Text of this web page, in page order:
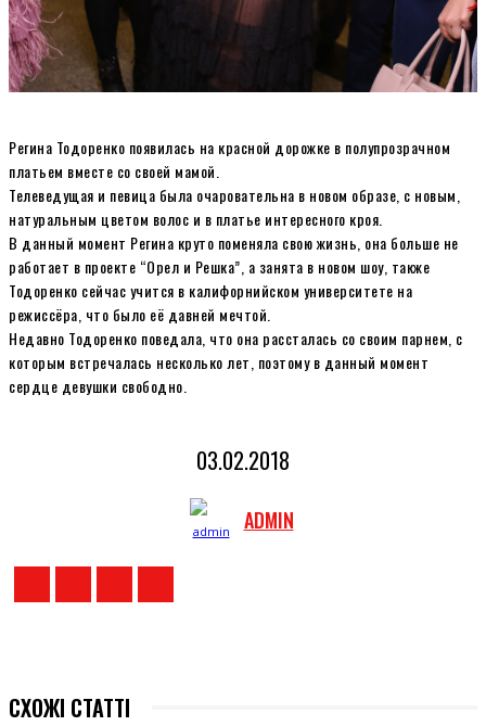
Регина Тодоренко появилась на красной дорожке в полупрозрачном
платьем вместе со своей мамой.
Телеведущая и певица была очаровательна в новом образе, с новым,
натуральным цветом волос и в платье интересного кроя.
В данный момент Регина круто поменяла свою жизнь, она больше не
работает в проекте “Орел и Решка”, а занята в новом шоу, также
Тодоренко сейчас учится в калифорнийском университете на
режиссёра, что было её давней мечтой.
Недавно Тодоренко поведала, что она рассталась со своим парнем, с
которым встречалась несколько лет, поэтому в данный момент
сердце девушки свободно.
03.02.2018
ADMIN
СХОЖІ СТАТТІ